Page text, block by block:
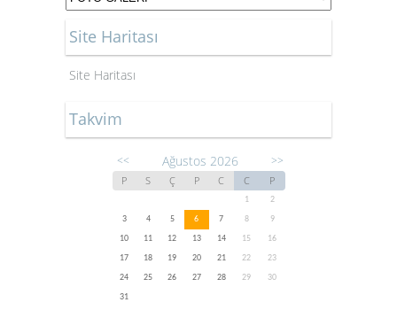
Site Haritası
Site Haritası
Takvim
<< Ağustos 2026 >>
P S Ç P C C P
1
2
3
4 5 6 7 8
9
10
11 12 13 14 15
16
17
18 19 20 21 22
23
24
25 26 27 28 29
30
31